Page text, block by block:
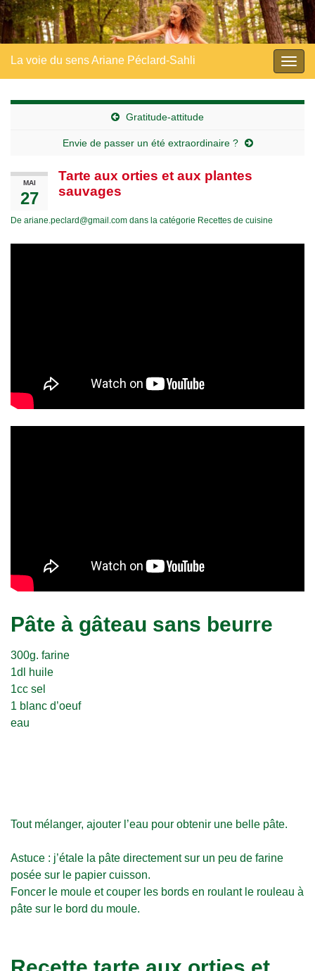
La voie du sens Ariane Péclard-Sahli
Gratitude-attitude
Envie de passer un été extraordinaire ?
MAI
27
Tarte aux orties et aux plantes
sauvages
De ariane.peclard@gmail.com dans la catégorie Recettes de cuisine
Pâte à gâteau sans beurre
300g. farine
1dl huile
1cc sel
1 blanc d’oeuf
eau
Tout mélanger, ajouter l’eau pour obtenir une belle pâte.
Astuce : j’étale la pâte directement sur un peu de farine
posée sur le papier cuisson.
Foncer le moule et couper les bords en roulant le rouleau à
pâte sur le bord du moule.